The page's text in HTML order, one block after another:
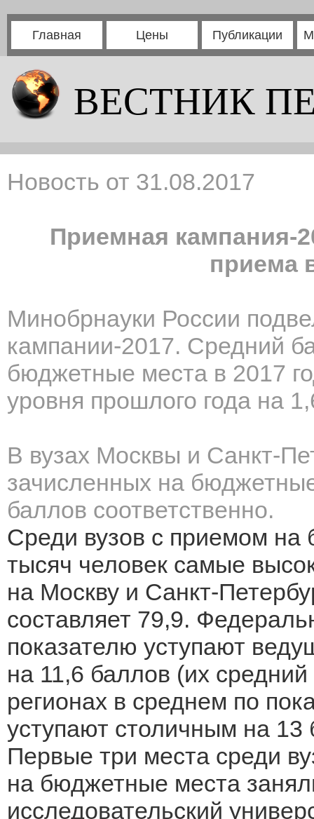
Главная Цены Публикации
ВЕСТНИК
Новость от 31.08.2017
Приемная кампания-
приема
Минобрнауки России
кампании-2017. Средний
бюджетные места в 2017
уровня прошлого года на
В вузах Москвы и Санкт-
зачисленных на
баллов соответственно.
Среди вузов с приемом
тысяч человек самые
на Москву и Санкт-
составляет 79,9.
показателю уступают
на 11,6 баллов (их
регионах в среднем по
уступают столичным на
Первые три места среди
на бюджетные места
исследовательский